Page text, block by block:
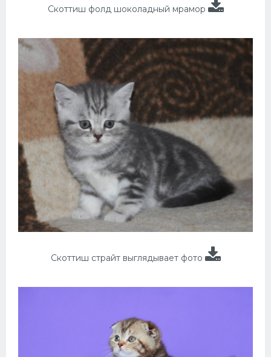
Скоттиш фолд шоколадный мрамор
Скоттиш страйт выглядывает фото